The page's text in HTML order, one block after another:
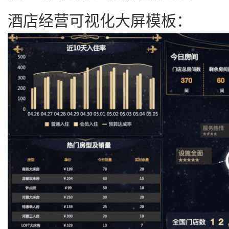
酒店经营可视化大屏模板：